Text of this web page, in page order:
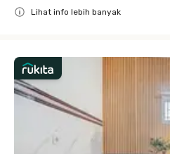
Lihat info lebih banyak